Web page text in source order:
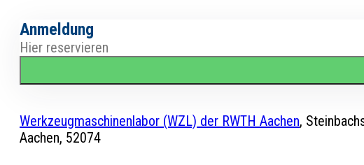
Anmeldung
Hier reservieren
Werkzeugmaschinenlabor (WZL) der RWTH Aachen,
Aachen, 52074